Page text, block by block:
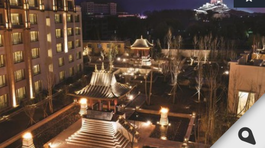
This page can't load Google Maps correctly.
Do you own this website?
OK